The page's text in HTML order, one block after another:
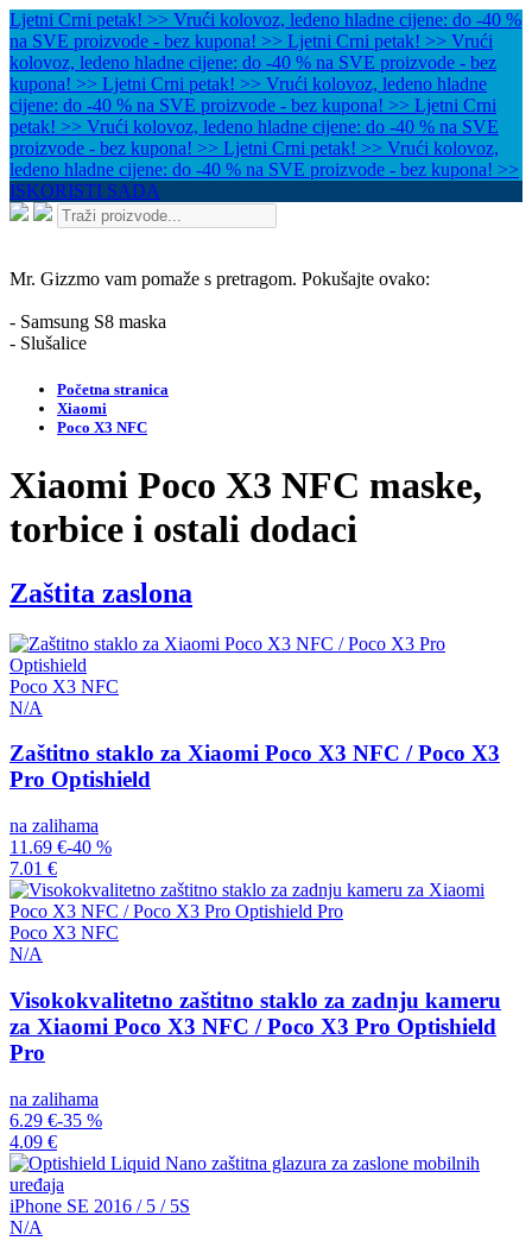
Ljetni Crni petak! >> Vrući kolovoz, ledeno hladne cijene: do -40 %
na SVE proizvode - bez kupona! >> Ljetni Crni petak! >> Vrući
kolovoz, ledeno hladne cijene: do -40 % na SVE proizvode - bez
kupona! >> Ljetni Crni petak! >> Vrući kolovoz, ledeno hladne
cijene: do -40 % na SVE proizvode - bez kupona! >> Ljetni Crni
petak! >> Vrući kolovoz, ledeno hladne cijene: do -40 % na SVE
proizvode - bez kupona! >> Ljetni Crni petak! >> Vrući kolovoz,
ledeno hladne cijene: do -40 % na SVE proizvode - bez kupona! >>
ISKORISTI SADA
Mr. Gizzmo vam pomaže s pretragom. Pokušajte ovako:
- Samsung S8 maska
- Slušalice
Početna stranica
Xiaomi
Poco X3 NFC
Xiaomi Poco X3 NFC maske,
torbice i ostali dodaci
Zaštita zaslona
Poco X3 NFC
N/A
Zaštitno staklo za Xiaomi Poco X3 NFC / Poco X3
Pro Optishield
na zalihama
11.69 €-40 %
7.01 €
Poco X3 NFC
N/A
Visokokvalitetno zaštitno staklo za zadnju kameru
za Xiaomi Poco X3 NFC / Poco X3 Pro Optishield
Pro
na zalihama
6.29 €-35 %
4.09 €
iPhone SE 2016 / 5 / 5S
N/A